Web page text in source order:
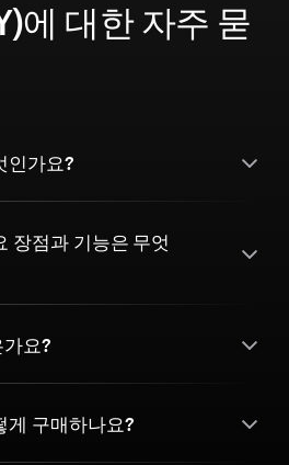
에 대한 자주 묻
인가요?
장점과 기능은 무엇
요?
게 구매하나요?